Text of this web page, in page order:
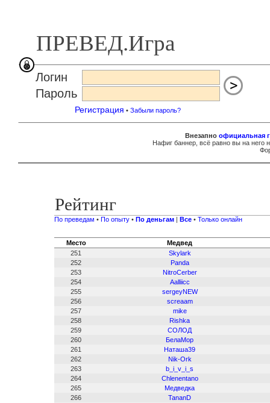
ПРЕВЕД.Игра
Логин
Пароль
Регистрация • Забыли пароль?
Внезапно официальная
Нафиг баннер, всё равно вы на
Рейтинг
По преведам • По опыту • По деньгам | Все • Только онлайн
Место
Медвед
251
Skylark
252
Panda
253
NitroCerber
254
Aalliicc
255
sergeyNEW
256
screaam
257
mike
258
Rishka
259
СОЛОД
260
БелаМор
261
Наташа39
262
Nik-Ork
263
b_i_v_i_s
264
Chlenentano
265
Медведка
266
TananD